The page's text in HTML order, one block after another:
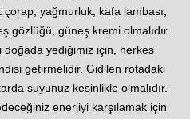
yağmurluk, kafa lambası,
gözlüğü, güneş kremi olmalıdır.
yediğimiz için, herkes
getirmelidir. Gidilen rotadaki
suyunuz kesinlikle olmalıdır.
enerjiyi karşılamak için